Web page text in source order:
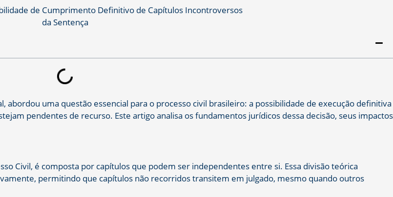
abordou uma questão essencial para o processo civil brasileiro: a possibilidade de execução definitiva
pendentes de recurso. Este artigo analisa os fundamentos jurídicos dessa decisão, seus impactos
Civil, é composta por capítulos que podem ser independentes entre si. Essa divisão teórica
permitindo que capítulos não recorridos transitem em julgado, mesmo quando outros